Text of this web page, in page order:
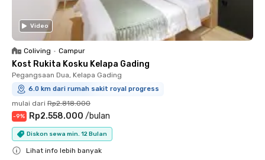
Video
Coliving • Campur
Kost Rukita Kosku Kelapa Gading
Pegangsaan Dua, Kelapa Gading
6.0 km dari rumah sakit royal progress
mulai dari Rp2.818.000
-9% Rp2.558.000 /bulan
Diskon sewa min. 12 Bulan
Lihat info lebih banyak